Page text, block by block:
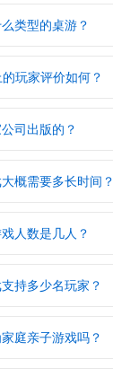
类型的桌游？
的玩家评价如何？
司出版的？
概需要多长时间？
人数是几人？
持多少名玩家？
庭亲子游戏吗？